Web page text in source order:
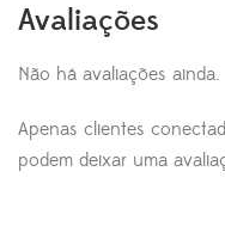
Avaliações
Não há avaliações ainda.
Apenas clientes
podem deixar uma